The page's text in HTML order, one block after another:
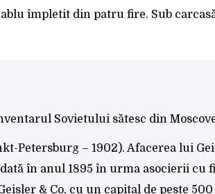
împletit din patru fire. Sub
Sovietului sătesc din
Petersburg – 1902). Afacerea lui
în anul 1895 în urma asocierii cu
& Co, cu un capital de peste